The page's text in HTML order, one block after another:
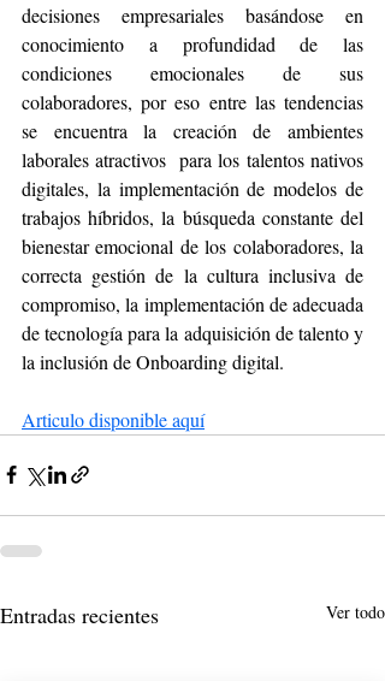
decisiones empresariales basándose en
conocimiento a profundidad de las
condiciones emocionales de sus
colaboradores, por eso entre las tendencias
se encuentra la creación de ambientes
laborales atractivos  para los talentos nativos
digitales, la implementación de modelos de
trabajos híbridos, la búsqueda constante del
bienestar emocional de los colaboradores, la
correcta gestión de la cultura inclusiva de
compromiso, la implementación de adecuada
de tecnología para la adquisición de talento y
la inclusión de Onboarding digital.
Articulo disponible aquí
Entradas recientes Ver todo